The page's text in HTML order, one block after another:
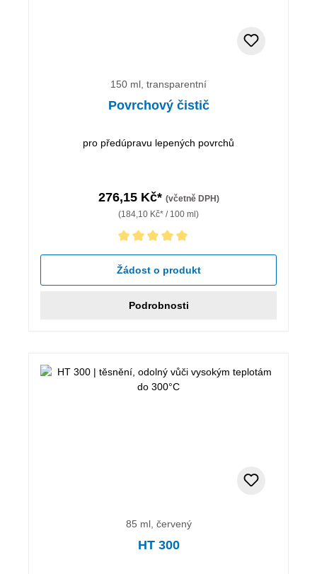
150 ml, transparentní
Povrchový čistič
pro předúpravu lepených povrchů
276,15 Kč* (včetně DPH)
(184,10 Kč* / 100 ml)
Průměrné hodnocení 5 z 5 hvězd
Žádost o produkt
Podrobnosti
85 ml, červený
HT 300